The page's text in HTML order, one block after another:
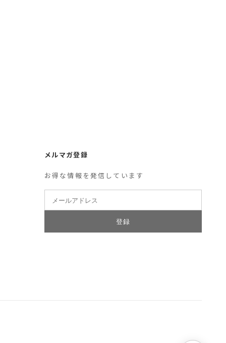
メルマガ登録
お得な情報を発信しています
登録